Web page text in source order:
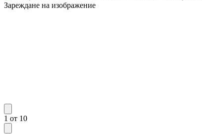
Зареждане на изображение
1 от 10